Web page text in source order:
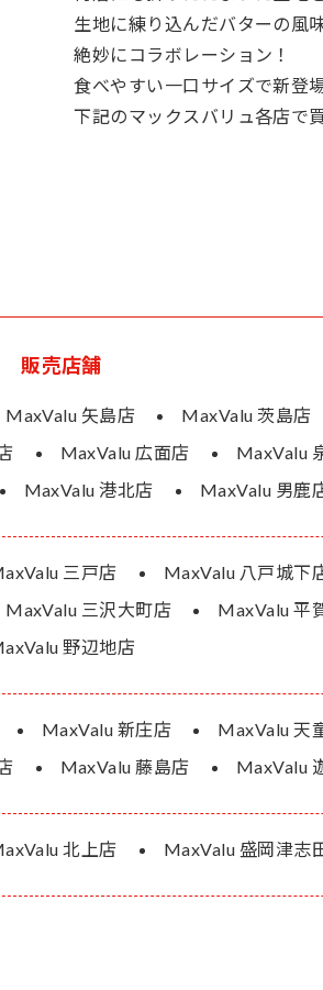
生地に練り込んだバターの風
絶妙にコラボレーション！
食べやすい一口サイズで新登
下記のマックスバリュ各店で
販売店舗
MaxValu 矢島店 MaxValu 茨島店
MaxValu 広面店 MaxValu
MaxValu 港北店 MaxValu 男鹿
三戸店 MaxValu 八戸城下
MaxValu 三沢大町店 MaxValu 平
野辺地店
MaxValu 新庄店 MaxValu 天
MaxValu 藤島店 MaxValu
北上店 MaxValu 盛岡津志